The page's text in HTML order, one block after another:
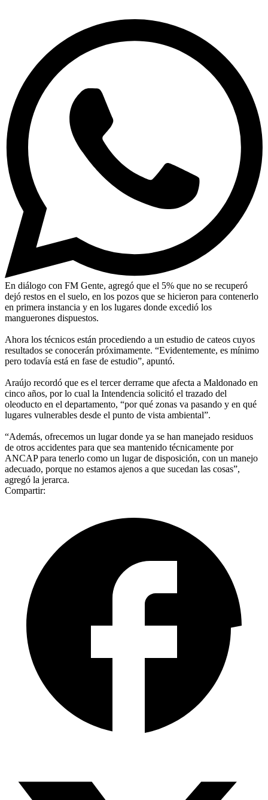
En diálogo con FM Gente, agregó que el 5% que no se recuperó
dejó restos en el suelo, en los pozos que se hicieron para contenerlo
en primera instancia y en los lugares donde excedió los
manguerones dispuestos.
Ahora los técnicos están procediendo a un estudio de cateos cuyos
resultados se conocerán próximamente. “Evidentemente, es mínimo
pero todavía está en fase de estudio”, apuntó.
Araújo recordó que es el tercer derrame que afecta a Maldonado en
cinco años, por lo cual la Intendencia solicitó el trazado del
oleoducto en el departamento, “por qué zonas va pasando y en qué
lugares vulnerables desde el punto de vista ambiental”.
“Además, ofrecemos un lugar donde ya se han manejado residuos
de otros accidentes para que sea mantenido técnicamente por
ANCAP para tenerlo como un lugar de disposición, con un manejo
adecuado, porque no estamos ajenos a que sucedan las cosas”,
agregó la jerarca.
Compartir: